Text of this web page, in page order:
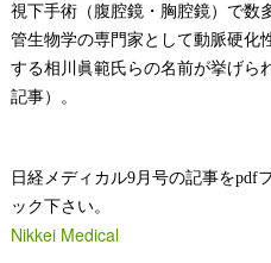
視下手術（腹腔鏡・胸腔鏡）で数
管生物学の専門家として動脈硬化
する相川眞範氏らの名前が挙げら
記事）。
日経メディカル9月号の記事をpdf
ック下さい。
Nikkei Medical